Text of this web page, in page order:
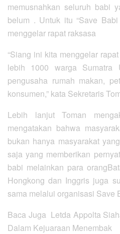
memusnahkan seluruh babi
belum . Untuk itu “Save
menggelar rapat raksasa
“Siang ini kita menggelar
lebih 1000 warga Sumatra
pengusaha rumah makan,
konsumen,” kata Sekretaris
Lebih lanjut Toman
mengatakan bahwa
bukan hanya masyarakat
saja yang memberikan
babi melainkan para
Hongkong dan Inggris juga
sama melalui organisasi Save
Baca Juga Letda Appolta
Dalam Kejuaraan Menembak